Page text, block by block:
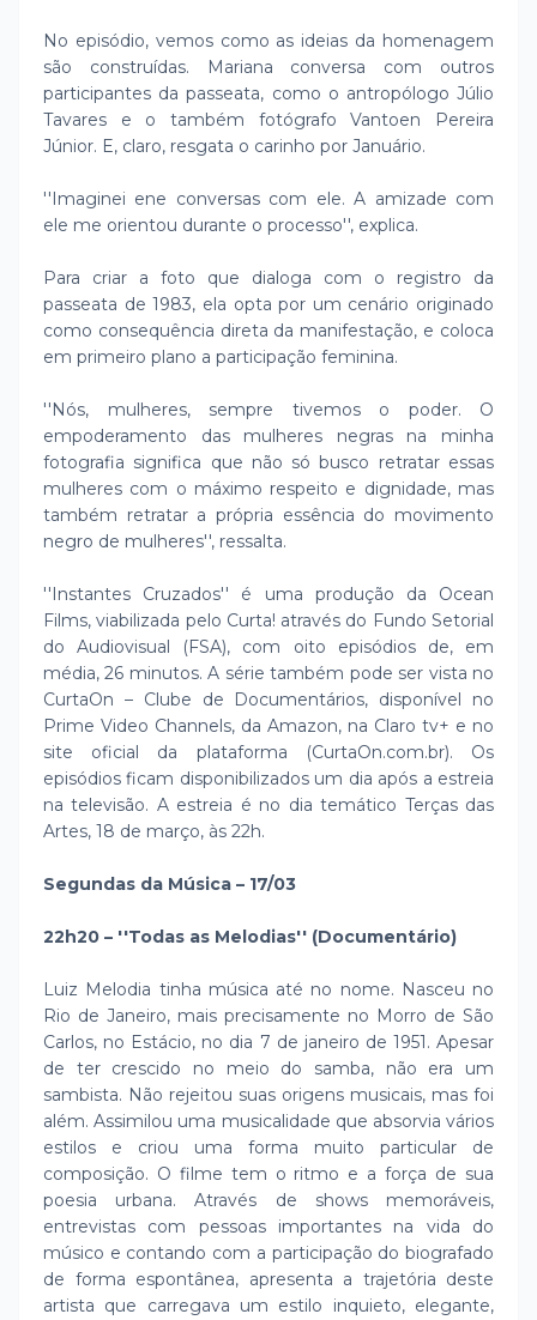
No episódio, vemos como as ideias da homenagem
são construídas. Mariana conversa com outros
participantes da passeata, como o antropólogo Júlio
Tavares e o também fotógrafo Vantoen Pereira
Júnior. E, claro, resgata o carinho por Januário.
''Imaginei ene conversas com ele. A amizade com
ele me orientou durante o processo'', explica.
Para criar a foto que dialoga com o registro da
passeata de 1983, ela opta por um cenário originado
como consequência direta da manifestação, e coloca
em primeiro plano a participação feminina.
''Nós, mulheres, sempre tivemos o poder. O
empoderamento das mulheres negras na minha
fotografia significa que não só busco retratar essas
mulheres com o máximo respeito e dignidade, mas
também retratar a própria essência do movimento
negro de mulheres'', ressalta.
''Instantes Cruzados'' é uma produção da Ocean
Films, viabilizada pelo Curta! através do Fundo Setorial
do Audiovisual (FSA), com oito episódios de, em
média, 26 minutos. A série também pode ser vista no
CurtaOn – Clube de Documentários, disponível no
Prime Video Channels, da Amazon, na Claro tv+ e no
site oficial da plataforma (CurtaOn.com.br). Os
episódios ficam disponibilizados um dia após a estreia
na televisão. A estreia é no dia temático Terças das
Artes, 18 de março, às 22h.
Segundas da Música – 17/03
22h20 – ''Todas as Melodias'' (Documentário)
Luiz Melodia tinha música até no nome. Nasceu no
Rio de Janeiro, mais precisamente no Morro de São
Carlos, no Estácio, no dia 7 de janeiro de 1951. Apesar
de ter crescido no meio do samba, não era um
sambista. Não rejeitou suas origens musicais, mas foi
além. Assimilou uma musicalidade que absorvia vários
estilos e criou uma forma muito particular de
composição. O filme tem o ritmo e a força de sua
poesia urbana. Através de shows memoráveis,
entrevistas com pessoas importantes na vida do
músico e contando com a participação do biografado
de forma espontânea, apresenta a trajetória deste
artista que carregava um estilo inquieto, elegante,